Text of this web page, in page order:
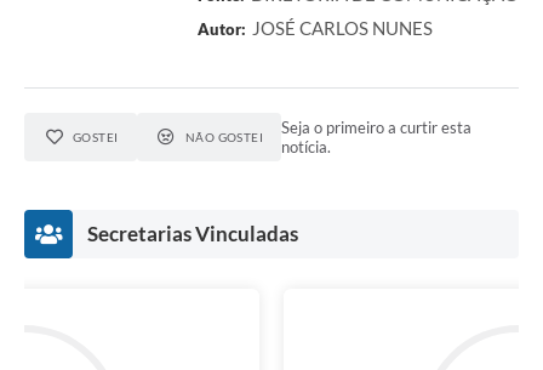
Autor: JOSÉ CARLOS NUNES
GOSTEI NÃO GOSTEI
Seja o primeiro a curtir esta
notícia.
Secretarias Vinculadas